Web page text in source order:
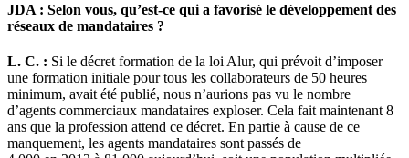
JDA : Selon vous, qu’est-ce qui a favorisé le développement des
réseaux de mandataires ?
L. C. : Si le décret formation de la loi Alur, qui prévoit d’imposer
une formation initiale pour tous les collaborateurs de 50 heures
minimum, avait été publié, nous n’aurions pas vu le nombre
d’agents commerciaux mandataires exploser. Cela fait maintenant 8
ans que la profession attend ce décret. En partie à cause de ce
manquement, les agents mandataires sont passés de